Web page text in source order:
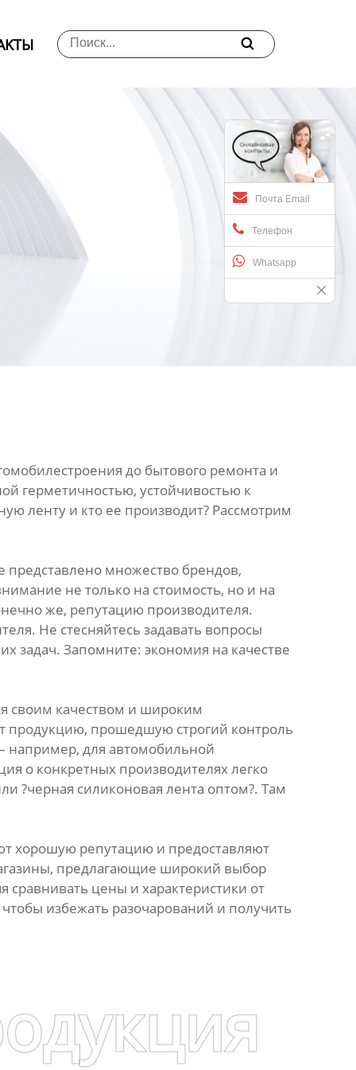

Почта Email
Телефон
Whatsapp
до бытового ремонта и
герметичностью, устойчивостью к
ленту и кто ее производит? Рассмотрим
множество брендов,
не только на стоимость, но и на
же, репутацию производителя.
Не стесняйтесь задавать вопросы
задач. Запомните: экономия на качестве
своим качеством и широким
продукцию, прошедшую строгий контроль
например, для автомобильной
о конкретных производителях легко
?черная силиконовая лента оптом?. Там
хорошую репутацию и предоставляют
предлагающие широкий выбор
цены и характеристики от
избежать разочарований и получить